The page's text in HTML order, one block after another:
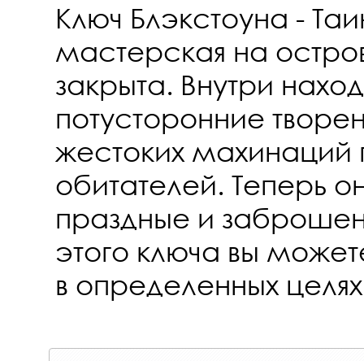
Ключ Блэкстоуна -
мастерская на
закрыта. Внутри
потусторонние
жестоких махинаций
обитателей. Теперь
праздные и
этого ключа вы
в определенных